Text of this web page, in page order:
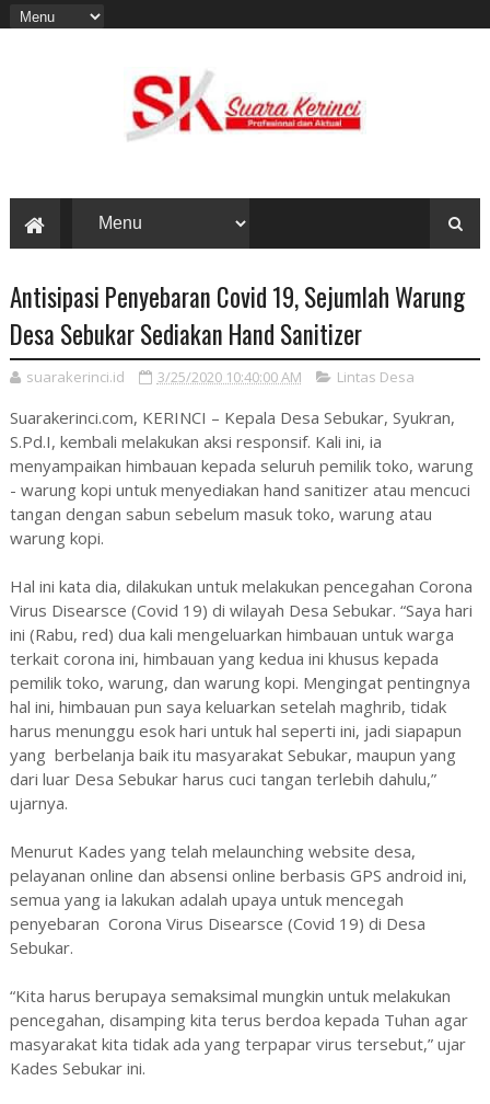
Antisipasi Penyebaran Covid 19, Sejumlah Warung
Desa Sebukar Sediakan Hand Sanitizer
suarakerinci.id 3/25/2020 10:40:00 AM Lintas Desa
Suarakerinci.com, KERINCI – Kepala Desa Sebukar, Syukran,
S.Pd.I, kembali melakukan aksi responsif. Kali ini, ia
menyampaikan himbauan kepada seluruh pemilik toko, warung
- warung kopi untuk menyediakan hand sanitizer atau mencuci
tangan dengan sabun sebelum masuk toko, warung atau
warung kopi.
Hal ini kata dia, dilakukan untuk melakukan pencegahan Corona
Virus Disearsce (Covid 19) di wilayah Desa Sebukar. “Saya hari
ini (Rabu, red) dua kali mengeluarkan himbauan untuk warga
terkait corona ini, himbauan yang kedua ini khusus kepada
pemilik toko, warung, dan warung kopi. Mengingat pentingnya
hal ini, himbauan pun saya keluarkan setelah maghrib, tidak
harus menunggu esok hari untuk hal seperti ini, jadi siapapun
yang berbelanja baik itu masyarakat Sebukar, maupun yang
dari luar Desa Sebukar harus cuci tangan terlebih dahulu,”
ujarnya.
Menurut Kades yang telah melaunching website desa,
pelayanan online dan absensi online berbasis GPS android ini,
semua yang ia lakukan adalah upaya untuk mencegah
penyebaran Corona Virus Disearsce (Covid 19) di Desa
Sebukar.
“Kita harus berupaya semaksimal mungkin untuk melakukan
pencegahan, disamping kita terus berdoa kepada Tuhan agar
masyarakat kita tidak ada yang terpapar virus tersebut,” ujar
Kades Sebukar ini.